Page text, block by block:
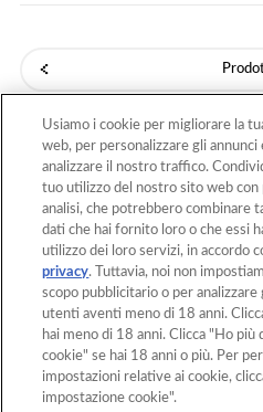
Torna
Creazioni
Usiamo i cookie per migliorare la
web, per personalizzare gli
analizzare il nostro traffico.
tuo utilizzo del nostro sito web
analisi, che potrebbero combinare
dati che hai fornito loro o che essi
utilizzo dei loro servizi, in accordo
privacy. Tuttavia, noi non
scopo pubblicitario o per analizzare
utenti aventi meno di 18 anni.
hai meno di 18 anni. Clicca "Ho
cookie" se hai 18 anni o più. Per
impostazioni relative ai cookie,
impostazione cookie".